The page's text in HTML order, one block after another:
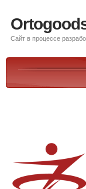
Сайт в процессе